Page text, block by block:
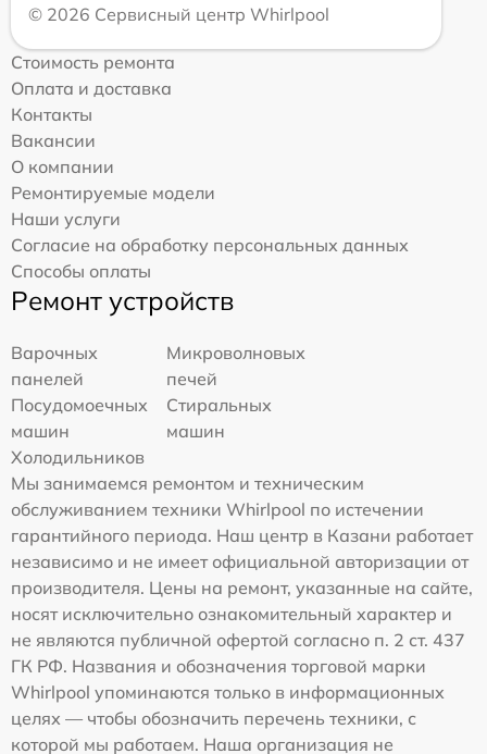
© 2026 Сервисный центр Whirlpool
Стоимость ремонта
Оплата и доставка
Контакты
Вакансии
О компании
Ремонтируемые модели
Наши услуги
Согласие на обработку персональных данных
Способы оплаты
Ремонт устройств
Варочных
панелей
Микроволновых
печей
Посудомоечных
машин
Стиральных
машин
Холодильников
Мы занимаемся ремонтом и техническим
обслуживанием техники Whirlpool по истечении
гарантийного периода. Наш центр в Казани работает
независимо и не имеет официальной авторизации от
производителя. Цены на ремонт, указанные на сайте,
носят исключительно ознакомительный характер и
не являются публичной офертой согласно п. 2 ст. 437
ГК РФ. Названия и обозначения торговой марки
Whirlpool упоминаются только в информационных
целях — чтобы обозначить перечень техники, с
которой мы работаем. Наша организация не